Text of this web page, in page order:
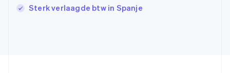
Sterk verlaagde btw in Spanje
Italië